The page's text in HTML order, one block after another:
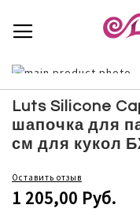
TO
CONTENT
Luts Silicone
шапочка для
см для кукол
Оставить отзыв
1 205,00 Руб.
Skip
to
the
end
of
the
gallery
Skip
to
the
beginning
of
images
gallery